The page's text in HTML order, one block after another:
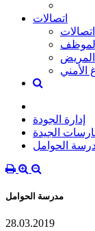
اتصالات
اتصالات
المريض
الأمني
إدارة الجودة
الجيدة
الحوامل
مدرسة الحوامل
28.03.2019